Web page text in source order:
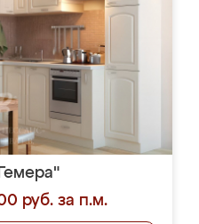
руб. за п.м.